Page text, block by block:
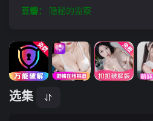
豆瓣：
隐秘的监察
选集